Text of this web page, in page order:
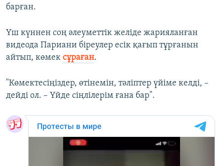
барған.
Үш күннен соң әлеуметтік желіде жарияланған
видеода Париани біреулер есік қағып тұрғанын
айтып, көмек сұраған.
"Көмектесіңіздер, өтінемін, тәліптер үйіме келді, –
дейді ол. – Үйде сіңлілерім ғана бар".